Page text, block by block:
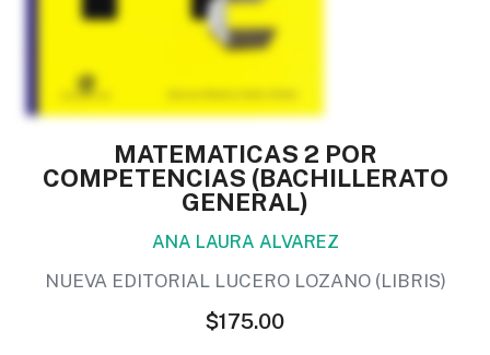
MATEMATICAS 2 POR
COMPETENCIAS (BACHILLERATO
GENERAL)
ANA LAURA ALVAREZ
NUEVA EDITORIAL LUCERO LOZANO (LIBRIS)
$175.00